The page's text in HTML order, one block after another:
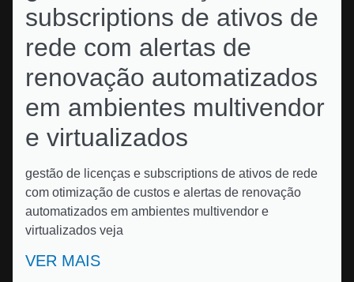
subscriptions de ativos de
rede com alertas de
renovação automatizados
em ambientes multivendor
e virtualizados
gestão de licenças e subscriptions de ativos de rede
com otimização de custos e alertas de renovação
automatizados em ambientes multivendor e
virtualizados veja
VER MAIS